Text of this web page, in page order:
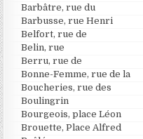
Barbâtre, rue du
Barbusse, rue Henri
Belfort, rue de
Belin, rue
Berru, rue de
Bonne-Femme, rue de la
Boucheries, rue des
Boulingrin
Bourgeois, place Léon
Brouette, Place Alfred